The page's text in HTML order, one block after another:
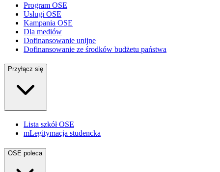
Program OSE
Usługi OSE
Kampania OSE
Dla mediów
Dofinansowanie unijne
Dofinansowanie ze środków budżetu państwa
Przyłącz się
Lista szkół OSE
mLegitymacja studencka
OSE poleca